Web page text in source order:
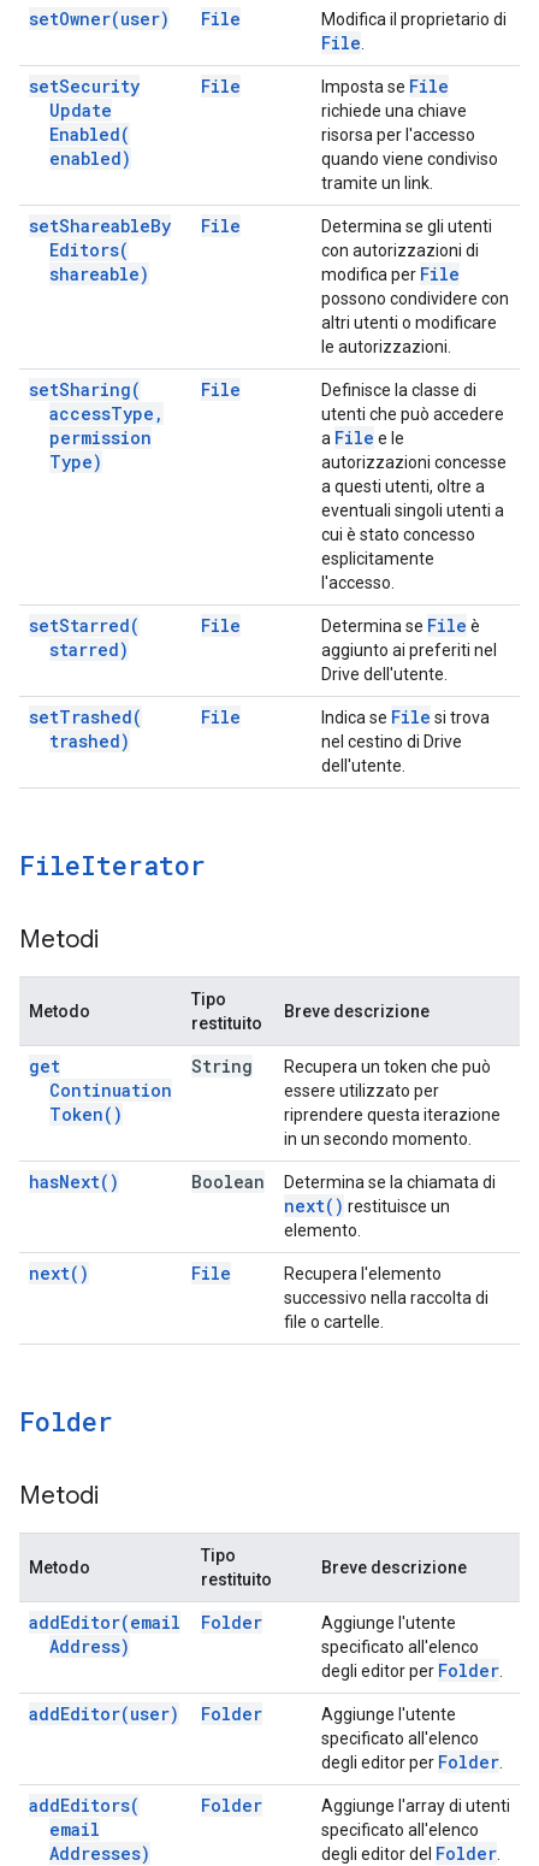
setOwner(user) File Modifica il proprietario di
File
setSecurity
Update
Enabled(
enabled)
File Imposta se File
richiede una chiave
risorsa per l'accesso
quando viene condiviso
tramite un link.
setShareableBy
Editors(
shareable)
File
Determina se gli utenti
con autorizzazioni di
modifica per File
possono condividere con
altri utenti o modificare
le autorizzazioni.
setSharing(
accessType ,
permission
Type)
File
Definisce la classe di
utenti che può accedere
a File e le
autorizzazioni concesse
a questi utenti, oltre a
eventuali singoli utenti a
cui è stato concesso
esplicitamente
l'accesso.
setStarred(
starred)
File Determina se File è
aggiunto ai preferiti nel
Drive dell'utente.
setTrashed(
trashed)
File Indica se File si trova
nel cestino di Drive
dell'utente.
FileIterator
Metodi
Metodo
Tipo
restituito
Breve descrizione
get
Continuation
Token( )
String
Recupera un token che può
essere utilizzato per
riprendere questa iterazione
in un secondo momento.
hasNext( ) Boolean Determina se la chiamata di
next( ) restituisce un
elemento.
next( ) File
Recupera l'elemento
successivo nella raccolta di
file o cartelle.
Folder
Metodi
Metodo
Tipo
restituito
Breve descrizione
addEditor(email
Address)
Folder
Aggiunge l'utente
specificato all'elenco
degli editor per Folder
addEditor(user) Folder
Aggiunge l'utente
specificato all'elenco
degli editor per Folder
addEditors(
email
Addresses)
Folder
Aggiunge l'array di utenti
specificato all'elenco
degli editor del Folder